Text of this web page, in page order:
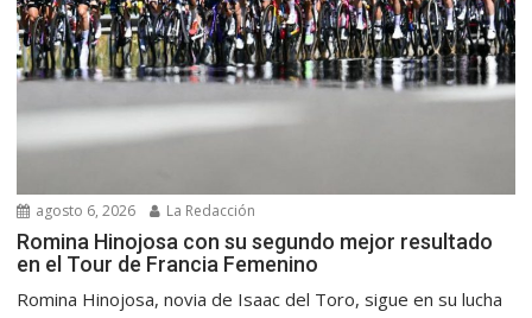
agosto 6, 2026 La Redacción
Romina Hinojosa con su segundo mejor resultado
en el Tour de Francia Femenino
Romina Hinojosa, novia de Isaac del Toro, sigue en su lucha